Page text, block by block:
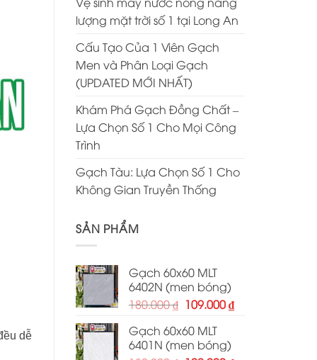
dễ
lượng mặt trời số 1 tại Long An
Cấu Tạo Của 1 Viên Gạch
Men và Phân Loại Gạch
(UPDATED MỚI NHẤT)
Khám Phá Gạch Đồng Chất –
Lựa Chọn Số 1 Cho Mọi Công
Trình
Gạch Tàu: Lựa Chọn Số 1 Cho
Không Gian Truyền Thống
SẢN PHẨM
Gạch 60x60 MLT
6402N (men bóng)
180.000₫ Giá
là:
180.000 ₫.
109.000₫Giá
Gạch 60x60 MLT
6401N (men bóng)